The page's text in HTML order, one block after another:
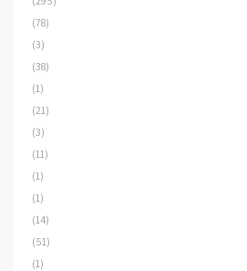
(78)
(3)
(38)
(1)
(21)
(3)
(11)
(1)
(1)
(14)
(51)
(1)